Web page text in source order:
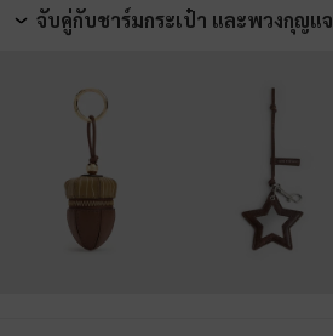
จับคู่กับชาร์มกระเป๋า และพวงกุญแจ